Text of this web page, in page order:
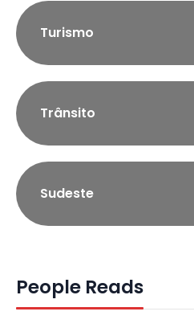
Turismo
Trânsito
Sudeste
People Reads